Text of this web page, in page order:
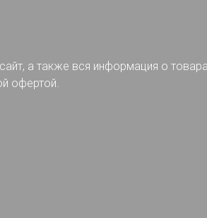
а также вся информация о
офертой.